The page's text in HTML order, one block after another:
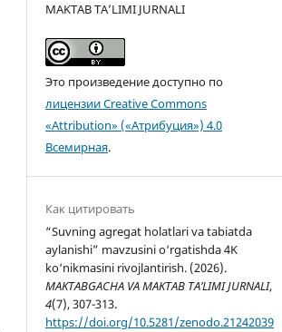
MAKTAB TA’LIMI JURNALI
Это произведение доступно по
лицензии Creative Commons
«Attribution» («Атрибуция») 4.0
Всемирная.
Как цитировать
“Suvning agregat holatlari va tabiatda
aylanishi” mavzusini o‘rgatishda 4K
ko‘nikmasini rivojlantirish. (2026).
MAKTABGACHA VA MAKTAB TA’LIMI JURNALI,
4(7), 307-313.
https://doi.org/10.5281/zenodo.21242039